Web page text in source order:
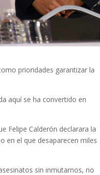
prioridades garantizar la
aquí se ha convertido en
Felipe Calderón declarara la
en el que desaparecen miles
sin inmutarnos, no